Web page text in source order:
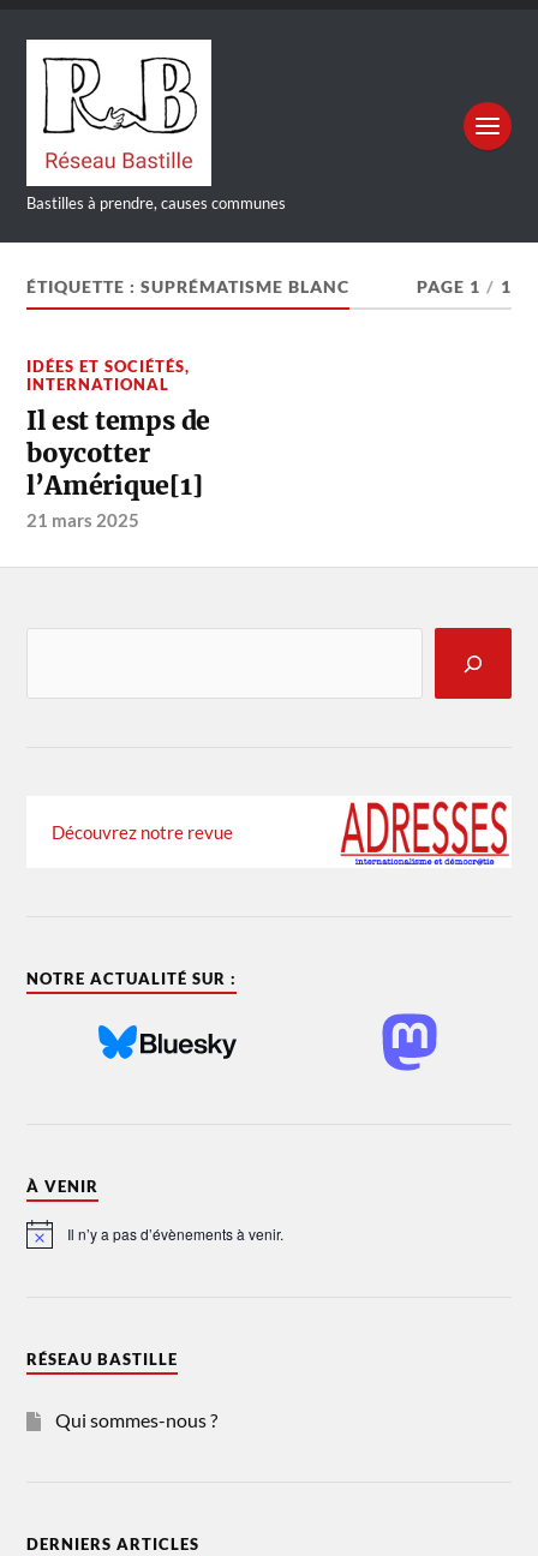
Bastilles à prendre, causes communes
ÉTIQUETTE :SUPRÉMATISME BLANC PAGE 1 / 1
IDÉES ET SOCIÉTÉS,
INTERNATIONAL
Il est temps de
boycotter
l’Amérique[1]
21 mars 2025
Découvrez notre revue
NOTRE ACTUALITÉ SUR :
À VENIR
Notice Il n’y a pas d’évènements à venir.
RÉSEAU BASTILLE
Qui sommes-nous ?
DERNIERS ARTICLES